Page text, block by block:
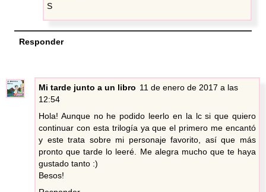
S
Responder
Mi tarde junto a un libro 11 de enero de 2017 a las
12:54
Hola! Aunque no he podido leerlo en la lc si que quiero
continuar con esta trilogía ya que el primero me encantó
y este trata sobre mi personaje favorito, así que más
pronto que tarde lo leeré. Me alegra mucho que te haya
gustado tanto :)
Besos!